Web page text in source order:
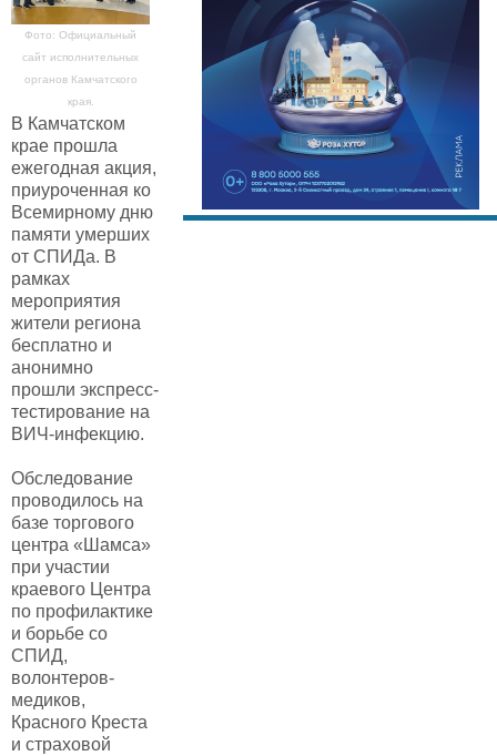
Фото: Официальный
сайт исполнительных
органов Камчатского
края.
В Камчатском
крае прошла
ежегодная акция,
приуроченная ко
Всемирному дню
памяти умерших
от СПИДа. В
рамках
мероприятия
жители региона
бесплатно и
анонимно
прошли экспресс-
тестирование на
ВИЧ-инфекцию.
Обследование
проводилось на
базе торгового
центра «Шамса»
при участии
краевого Центра
по профилактике
и борьбе со
СПИД,
волонтеров-
медиков,
Красного Креста
и страховой